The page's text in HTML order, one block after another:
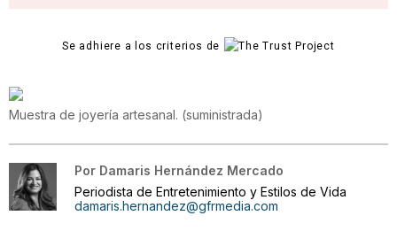
Se adhiere a los criterios de
Muestra de joyería artesanal. (suministrada)
Por Damaris Hernández Mercado
Periodista de Entretenimiento y Estilos de Vida
damaris.hernandez@gfrmedia.com